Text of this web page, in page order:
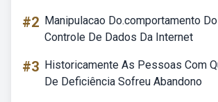
#2 Manipulacao Do.comportamento
Controle De Dados Da Internet
#3 Historicamente As Pessoas Com
De Deficiência Sofreu Abandono